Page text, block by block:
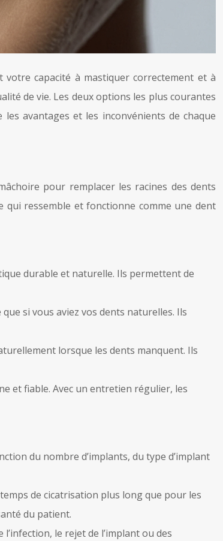
capacité à mastiquer correctement et à
de vie. Les deux options les plus courantes
avantages et les inconvénients de chaque
pour remplacer les racines des dents
qui ressemble et fonctionne comme une dent
durable et naturelle. Ils permettent de
si vous aviez vos dents naturelles. Ils
lorsque les dents manquent. Ils
et fiable. Avec un entretien régulier, les
du nombre d’implants, du type d’implant
de cicatrisation plus long que pour les
du patient.
le rejet de l’implant ou des